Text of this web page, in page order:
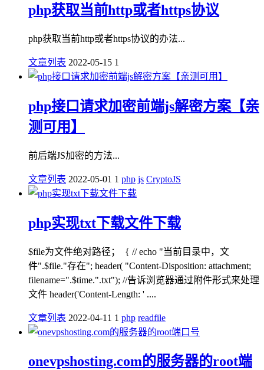
php获取当前http或者https协议
php获取当前http或者https协议的办法...
文章列表 2022-05-15 1
php接口请求加密前端js解密方案【亲
测可用】
前后端JS加密的方法...
文章列表 2022-05-01 1 php js CryptoJS
php实现txt下载文件下载
$file为文件绝对路径； { // echo "当前目录中，文
件".$file."存在"; header( "Content-Disposition: attachment;
filename=".$time.".txt"); //告诉浏览器通过附件形式来处理
文件 header('Content-Length: ' ....
文章列表 2022-04-11 1 php readfile
onevpshosting.com的服务器的root端